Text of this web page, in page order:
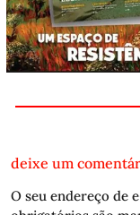
deixe um
O seu endereço de